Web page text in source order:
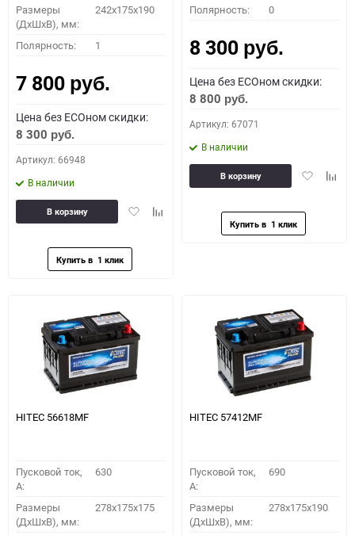
Размеры
(ДхШхВ), мм:
242x175x190
Полярность: 1
7 800 руб.
Цена без ECOном скидки:
8 300 руб.
Артикул: 66948
В наличии
ДобавитьДобавить
В корзину
Полярность: 0
8 300 руб.
Цена без ECOном скидки:
8 800 руб.
Артикул: 67071
В наличии
Добавить
В корзину
HITEC 56618MF
Пусковой ток,
A:
630
Размеры
(ДхШхВ), мм:
278x175x175
HITEC 57412MF
Пусковой ток,
A:
690
Размеры
(ДхШхВ), мм:
278x175x190